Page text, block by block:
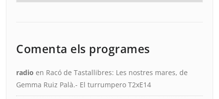
Comenta els programes
radio en Racó de Tastallibres: Les nostres mares, de
Gemma Ruiz Palà.- El turrumpero T2xE14